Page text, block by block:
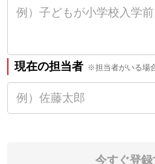
現在の担当者 ※担当者がいる場
今すぐ登録